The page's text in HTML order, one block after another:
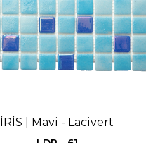
İRİS | Mavi - Lacivert